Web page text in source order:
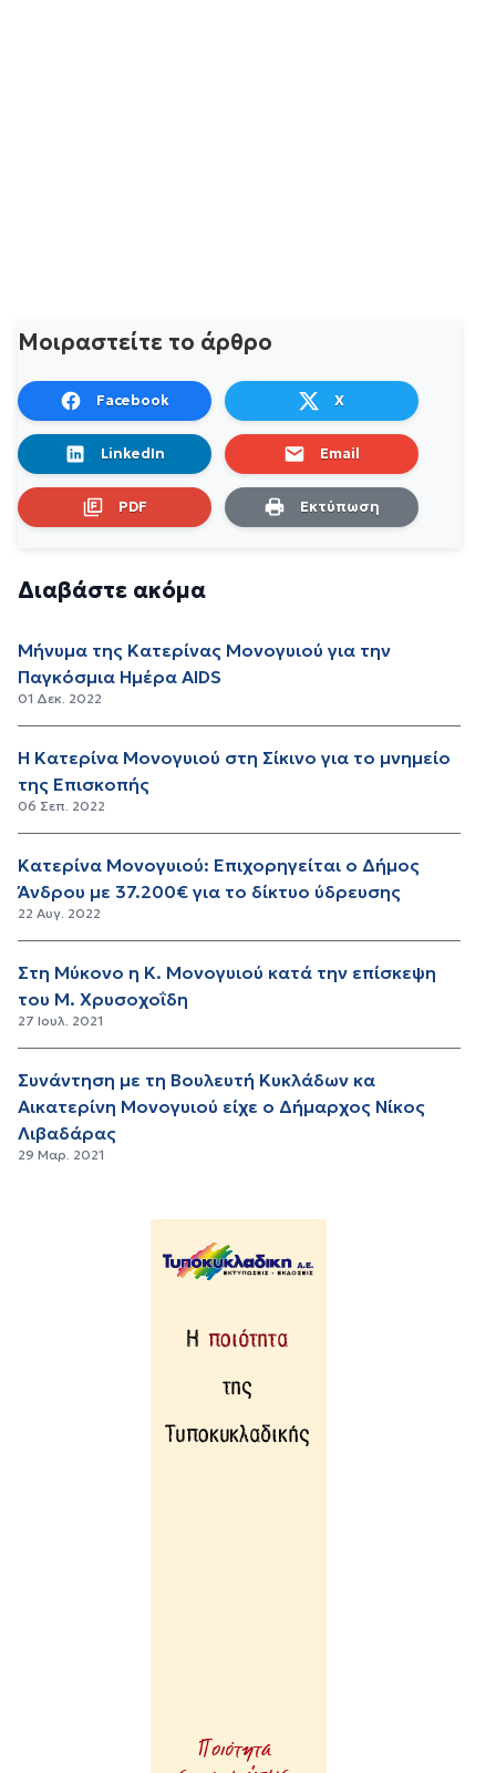
Μοιραστείτε το άρθρο
Facebook X
LinkedIn Email
PDF Εκτύπωση
Διαβάστε ακόμα
Μήνυμα της Κατερίνας Μονογυιού για την
Παγκόσμια Ημέρα AIDS
01 Δεκ. 2022
Η Κατερίνα Μονογυιού στη Σίκινο για το μνημείο
της Επισκοπής
06 Σεπ. 2022
Κατερίνα Μονογυιού: Επιχορηγείται ο Δήμος
Άνδρου με 37.200€ για το δίκτυο ύδρευσης
22 Αυγ. 2022
Στη Μύκονο η Κ. Μονογυιού κατά την επίσκεψη
του Μ. Χρυσοχοΐδη
27 Ιουλ. 2021
Συνάντηση με τη Βουλευτή Κυκλάδων κα
Αικατερίνη Μονογυιού είχε ο Δήμαρχος Νίκος
Λιβαδάρας
29 Μαρ. 2021